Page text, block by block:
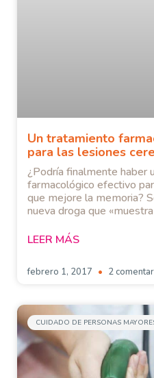
Un tratamiento
para las lesiones
¿Podría finalmente haber
farmacológico efectivo
que mejore la memoria?
nueva droga que
LEER MÁS
febrero 1, 2017 2
CUIDADO DE PERSONAS